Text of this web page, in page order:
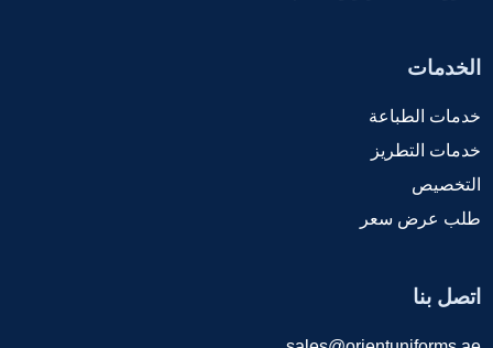
الخدمات
خدمات الطباعة
خدمات التطريز
التخصيص
طلب عرض سعر
اتصل بنا